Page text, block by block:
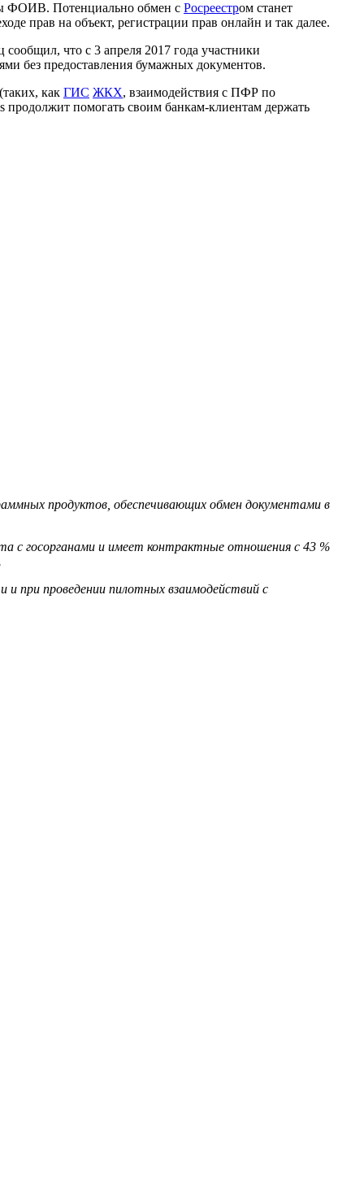
ФОИВ. Потенциально обмен с Росреестром станет
прав на объект, регистрации прав онлайн и так далее.
что с 3 апреля 2017 года участники
без предоставления бумажных документов.
как ГИС ЖКХ, взаимодействия с ПФР по
продолжит помогать своим банкам-клиентам держать
продуктов, обеспечивающих обмен документами в
с госорганами и имеет контрактные отношения с 43 %
и при проведении пилотных взаимодействий с